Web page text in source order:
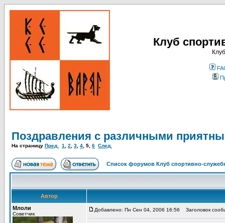
Клуб
Поздравления с различными
На страницу Пред. 1 2 3 4 5 6 След.
Список форумов Клуб спортивно-
Автор
Млоли
Советчик
Добавлено: Пн Сен 04, 2006 16:56 Заголовок